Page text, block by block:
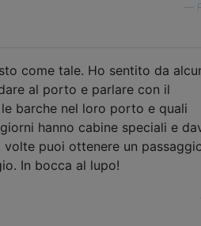
come tale. Ho sentito da
al porto e parlare con il
barche nel loro porto e quali
hanno cabine speciali e
puoi ottenere un
In bocca al lupo!